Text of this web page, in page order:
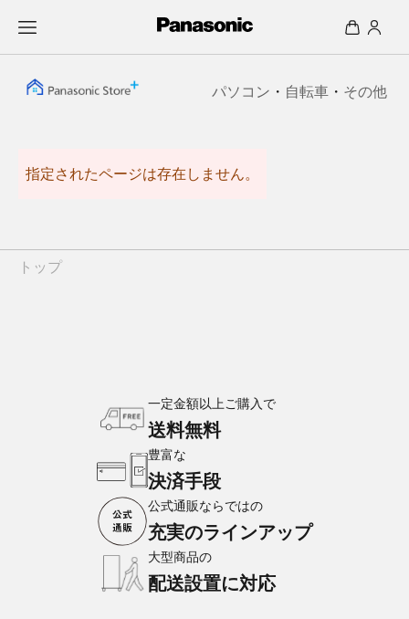
パソコン ・ 自転車 ・ その他
指定されたページは存在しません。
トップ
一定金額以上ご購入で
送料無料
豊富な
決済手段
公式通販ならではの
充実のラインアップ
大型商品の
配送設置に対応